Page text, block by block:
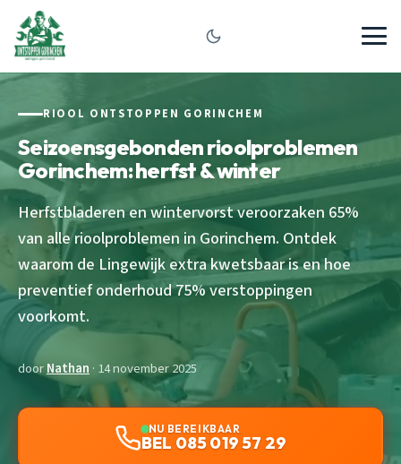
RIOOL ONTSTOPPEN GORINCHEM
Seizoensgebonden rioolproblemen
Gorinchem: herfst & winter
Herfstbladeren en wintervorst veroorzaken 65%
van alle rioolproblemen in Gorinchem. Ontdek
waarom de Lingewijk extra kwetsbaar is en hoe
preventief onderhoud 75% verstoppingen
voorkomt.
doorNathan · 14 november 2025
NU BEREIKBAAR
BEL 085 019 57 29